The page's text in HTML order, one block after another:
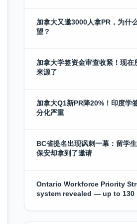
加拿大又邀3000人拿PR，为什
望？
加拿大学签资金审查收紧！现在
来源了
加拿大Q1新PR降20%！印度学
分化严重
BC省提名出现讽刺一幕：留学
保安却拿到了邀请
Ontario Workforce Priority
system revealed — up to 130